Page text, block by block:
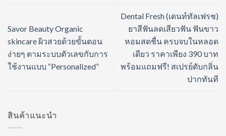
Savor Beauty Organic
skincare ผิวสวยด้วยขั้นตอน
ง่ายๆ ตามระบบตัวเลขกับการ
ใช้งานแบบ “Personalized”
Dental Fresh (เดนท์ทัลเฟรช)
ยาสีฟันลดเสียวฟัน ฟันขาว
หอมสดชื่น ครบจบในหลอด
เดียว ราคาเพียง 390 บาท
พร้อมแถมฟรี! สเปรย์ดับกลิ่น
ปากทันที
สินค้าแนะนำ